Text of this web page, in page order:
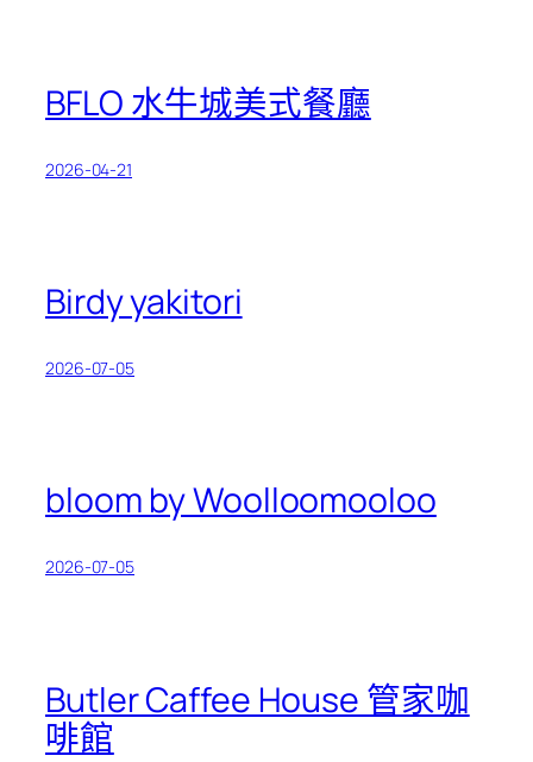
BFLO 水牛城美式餐廳
2026-04-21
Birdy yakitori
2026-07-05
bloom by Woolloomooloo
2026-07-05
Butler Caffee House 管家咖
啡館